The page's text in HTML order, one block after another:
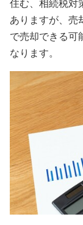
住む、相続税対
ありますが、売
で売却できる可
なります。